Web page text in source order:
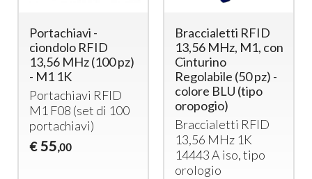
Portachiavi -
ciondolo RFID
13,56 MHz (100 pz)
- M1 1K
Portachiavi RFID
M1 F08 (set di 100
portachiavi)
€ 55,00
Braccialetti RFID
13,56 MHz, M1, con
Cinturino
Regolabile (50 pz) -
colore BLU (tipo
oropogio)
Braccialetti RFID
13,56 MHz 1K
14443 A iso, tipo
orologio